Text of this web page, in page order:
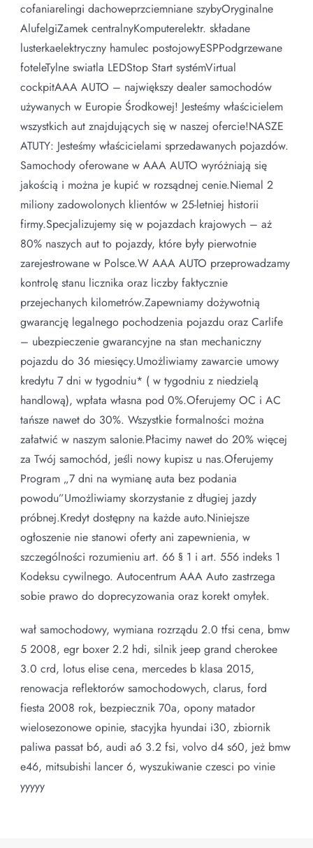
cofaniarelingi dachoweprzciemniane szybyOryginalne
AlufelgiZamek centralnyKomputerelektr. składane
lusterkaelektryczny hamulec postojowyESPPodgrzewane
foteleTylne swiatla LEDStop Start systémVirtual
cockpitAAA AUTO – największy dealer samochodów
używanych w Europie Środkowej! Jesteśmy właścicielem
wszystkich aut znajdujących się w naszej ofercie!NASZE
ATUTY: Jesteśmy właścicielami sprzedawanych pojazdów.
Samochody oferowane w AAA AUTO wyróżniają się
jakością i można je kupić w rozsądnej cenie.Niemal 2
miliony zadowolonych klientów w 25-letniej historii
firmy.Specjalizujemy się w pojazdach krajowych – aż
80% naszych aut to pojazdy, które były pierwotnie
zarejestrowane w Polsce.W AAA AUTO przeprowadzamy
kontrolę stanu licznika oraz liczby faktycznie
przejechanych kilometrów.Zapewniamy dożywotnią
gwarancję legalnego pochodzenia pojazdu oraz Carlife
– ubezpieczenie gwarancyjne na stan mechaniczny
pojazdu do 36 miesięcy.Umożliwiamy zawarcie umowy
kredytu 7 dni w tygodniu* ( w tygodniu z niedzielą
handlową), wpłata własna pod 0%.Oferujemy OC i AC
tańsze nawet do 30%. Wszystkie formalności można
załatwić w naszym salonie.Płacimy nawet do 20% więcej
za Twój samochód, jeśli nowy kupisz u nas.Oferujemy
Program „7 dni na wymianę auta bez podania
powodu”Umożliwiamy skorzystanie z długiej jazdy
próbnej.Kredyt dostępny na każde auto.Niniejsze
ogłoszenie nie stanowi oferty ani zapewnienia, w
szczególności rozumieniu art. 66 § 1 i art. 556 indeks 1
Kodeksu cywilnego. Autocentrum AAA Auto zastrzega
sobie prawo do doprecyzowania oraz korekt omyłek.
wał samochodowy, wymiana rozrządu 2.0 tfsi cena, bmw
5 2008, egr boxer 2.2 hdi, silnik jeep grand cherokee
3.0 crd, lotus elise cena, mercedes b klasa 2015,
renowacja reflektorów samochodowych, clarus, ford
fiesta 2008 rok, bezpiecznik 70a, opony matador
wielosezonowe opinie, stacyjka hyundai i30, zbiornik
paliwa passat b6, audi a6 3.2 fsi, volvo d4 s60, jeż bmw
e46, mitsubishi lancer 6, wyszukiwanie czesci po vinie
yyyyy